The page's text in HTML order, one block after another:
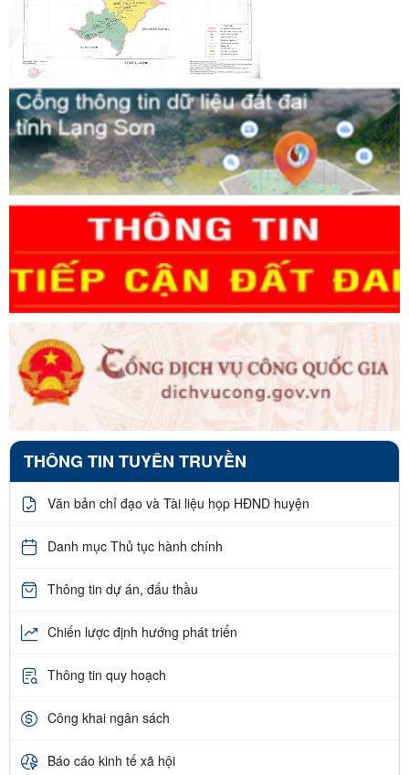
THÔNG TIN TUYÊN TRUYỀN
Văn bản chỉ đạo và Tài liệu họp HĐND huyện
Danh mục Thủ tục hành chính
Thông tin dự án, đấu thầu
Chiến lược định hướng phát triển
Thông tin quy hoạch
Công khai ngân sách
Báo cáo kinh tế xã hội